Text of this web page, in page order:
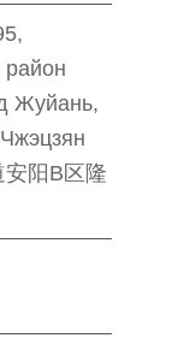
район
Жуйань,
阳B区隆